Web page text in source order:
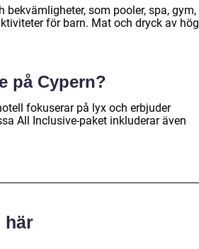
som pooler, spa, gym,
för barn. Mat och dryck av hög
på Cypern?
fokuserar på lyx och erbjuder
All Inclusive-paket inkluderar även
här